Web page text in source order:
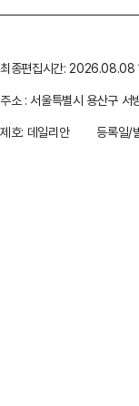
최종편집시간:
주소 : 서울특별시 용산구
제호: 데일리안
등록일/